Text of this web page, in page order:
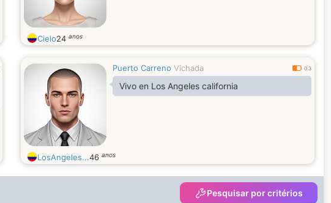
Cielo24 anos
Puerto Carreno Vichada 0.3
Vivo en Los Angeles california
LosAngeles...46 anos
Pesquisar por critérios